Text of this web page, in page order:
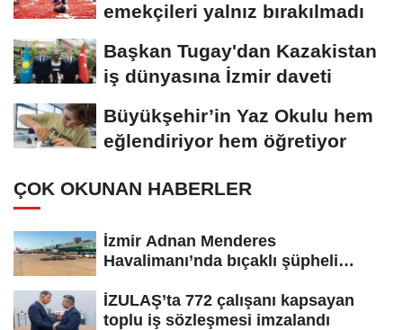
emekçileri yalnız bırakılmadı
Başkan Tugay'dan Kazakistan
iş dünyasına İzmir daveti
Büyükşehir’in Yaz Okulu hem
eğlendiriyor hem öğretiyor
ÇOK OKUNAN HABERLER
İzmir Adnan Menderes
Havalimanı’nda bıçaklı şüpheli
İZULAŞ’ta 772 çalışanı kapsayan
toplu iş sözleşmesi imzalandı